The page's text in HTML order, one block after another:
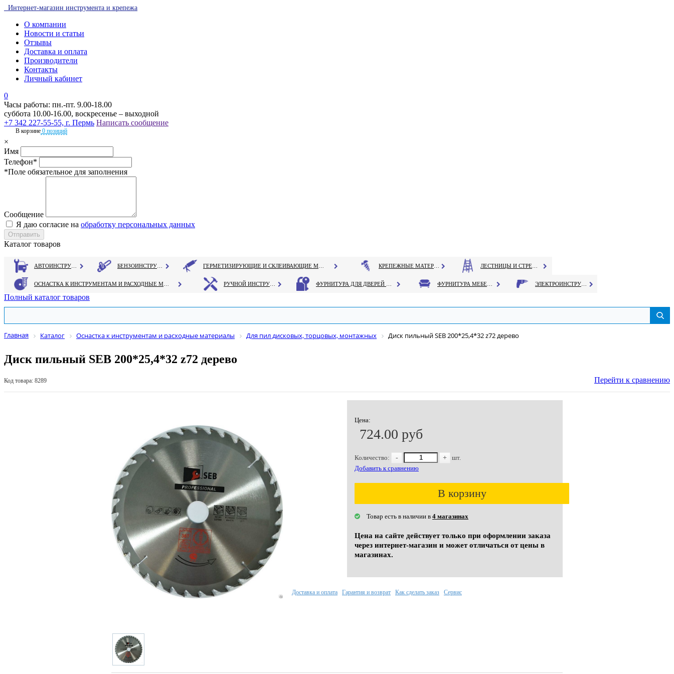
Интернет-магазин инструмента и крепежа
О компании
Новости и статьи
Отзывы
Доставка и оплата
Производители
Контакты
Личный кабинет
0
Часы работы: пн.-пт. 9.00-18.00
суббота 10.00-16.00, воскресенье – выходной
+7 342 227-55-55, г. Пермь Написать сообщение
В корзине 0 позиций
×
Имя
Телефон*
*Поле обязательное для заполнения
Сообщение
Я даю согласие на обработку персональных данных
Каталог товаров
Полный каталог товаров
Главная Каталог Оснастка к инструментам и расходные материалы Для пил дисковых, торцовых, монтажных Диск пильный SEB 200*25,4*32 z72 дерево
Диск пильный SEB 200*25,4*32 z72 дерево
Код товара: 8289 Перейти к сравнению
Цена:
724.00 руб
Количество: - +
шт.
Добавить к сравнению
В корзину
Товар есть в наличии в 4 магазинах
Цена на сайте действует только при оформлении заказа
через интернет-магазин и может отличаться от цены в
магазинах.
Доставка и оплата Гарантия и возврат Как сделать заказ Сервис